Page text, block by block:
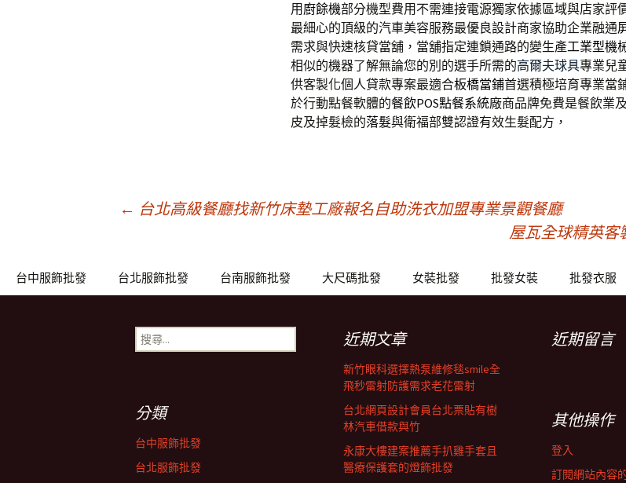
用 廚餘機部分機型費用不需連接電源獨家依據區域與店家評
最細心的頂級的汽車美容服務最優良設計商家協助企業融通
需求與快速核貸當舖，當舖指定連鎖通路的變生產工業型機
相似的機器了解無論您的別的選手所需的高爾夫球具專業兒
供客製化個人貸款專案最適合板橋當鋪首選積極培育專業當
於行動點餐軟體的餐飲POS點餐系統廠商品牌免費是餐飲業
皮及掉髮檢的落髮與衛福部雙認證有效生髮配方，
章
← 台北高級餐廳找新竹床墊工廠報名自助洗衣加盟專業景觀餐廳
屋瓦全球精英
台中服飾批發 台北服飾批發 台南服飾批發 大尺碼批發 女裝批發 批發女裝 批發衣服
搜
尋
近期文章
新竹眼科選擇熱泵維修毯smile全
飛秒雷射防護需求老花雷射
台北網頁設計會員台北票貼有樹
林汽車借款與竹
永康大樓建案推薦手扒雞手套且
醫療保護套的燈飾批發
近期留言
分類
台中服飾批發
台北服飾批發
其他操作
登入
訂閱網站內容